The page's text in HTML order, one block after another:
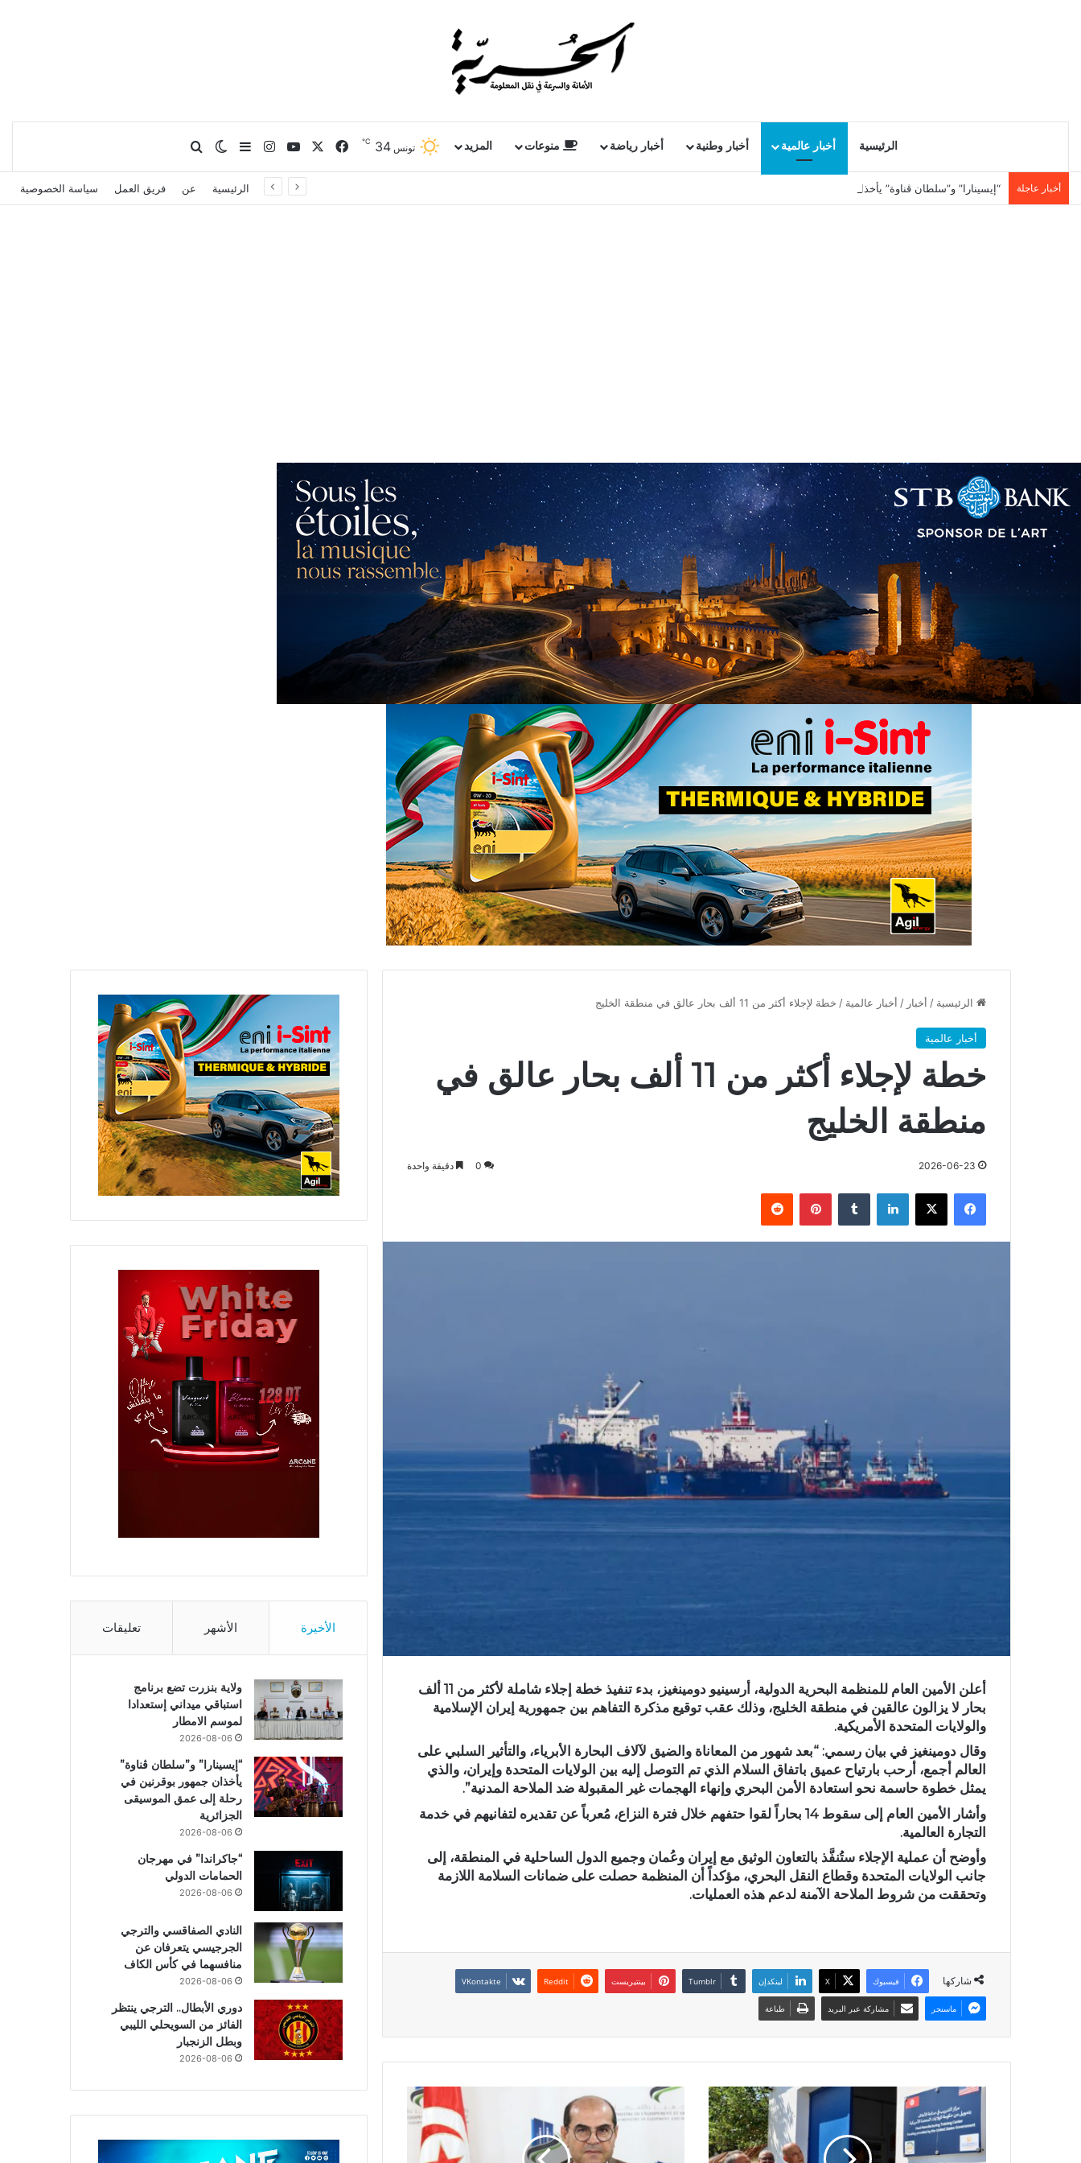
الرئيسية أخبار عالمية أخبار وطنية أخبار رياضة منوعات المزيد تونس 34
℃ فيسبوك يوتيوبانستقرامإضافة عمود جانبي
الوضع المظلم
بحث عن
أخبار عاجلة “إيسينارا” و”سلطان ڤناوة” يأخذان جمهور بوقرنين في رحلة إلى عمق الموسيقى الجزائرية الرئيسية عن فريق العمل سياسة الخصوصية
الرئيسية / أخبار / أخبار عالمية / خطة لإجلاء أكثر من 11 ألف بحار عالق في منطقة الخليج
أخبار عالمية
خطة لإجلاء أكثر من 11 ألف بحار عالق في
منطقة الخليج
2026-06-23
0 دقيقة واحدة
فيسبوك X لينكدإن بينتيريست
أعلن الأمين العام للمنظمة البحرية الدولية، أرسينيو دومينغيز، بدء تنفيذ خطة إجلاء شاملة لأكثر من 11 ألف
بحار لا يزالون عالقين في منطقة الخليج، وذلك عقب توقيع مذكرة التفاهم بين جمهورية إيران الإسلامية
والولايات المتحدة الأمريكية.
وقال دومينغيز في بيان رسمي: “بعد شهور من المعاناة والضيق لآلاف البحارة الأبرياء، والتأثير السلبي على
العالم أجمع، أرحب بارتياح عميق باتفاق السلام الذي تم التوصل إليه بين الولايات المتحدة وإيران، والذي
يمثل خطوة حاسمة نحو استعادة الأمن البحري وإنهاء الهجمات غير المقبولة ضد الملاحة المدنية”.
وأشار الأمين العام إلى سقوط 14 بحاراً لقوا حتفهم خلال فترة النزاع، مُعرباً عن تقديره لتفانيهم في خدمة
التجارة العالمية.
وأوضح أن عملية الإجلاء ستُنفَّذ بالتعاون الوثيق مع إيران وعُمان وجميع الدول الساحلية في المنطقة، إلى
جانب الولايات المتحدة وقطاع النقل البحري، مؤكداً أن المنظمة حصلت على ضمانات السلامة اللازمة
وتحققت من شروط الملاحة الآمنة لدعم هذه العمليات.
شاركها فيسبوك X لينكدإن بينتيريست
ماسنجر مشاركة عبر البريد طباعة
الأخيرة الأشهر تعليقات
ولاية بنزرت تضع برنامج
استباقي ميداني إستعدادا
لموسم الامطار
2026-08-06
“إيسينارا” و”سلطان ڤناوة”
يأخذان جمهور بوقرنين في
رحلة إلى عمق الموسيقى
الجزائرية
2026-08-06
“جاكراندا” في مهرجان
الحمامات الدولي
2026-08-06
النادي الصفاقسي والترجي
الجرجيسي يتعرفان عن
منافسهما في كأس الكاف
2026-08-06
دوري الأبطال.. الترجي ينتظر
الفائز من السويحلي الليبي
وبطل الزنجبار
2026-08-06